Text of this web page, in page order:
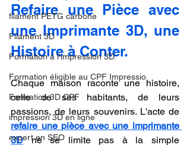
filament PETG carbone
Filament 3D
Formation à l'impression 3D.
Formation éligible au CPF Impressio
Formation 3D CPF
impression 3D en ligne
expert en SEO
Refaire une Pièce avec
une Imprimante 3D, une
Histoire à Conter.
Chaque maison raconte une histoire,
celle de ses habitants, de leurs
refaire une pièce avec une imprimante
3D ne se limite pas à la simple